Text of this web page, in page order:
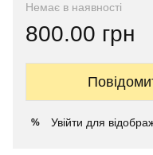
Немає в наявності
800.00 грн
% Увійти для